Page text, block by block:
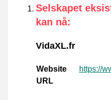
Selskapet
kan nå:
VidaXL.fr
Website
URL
https://